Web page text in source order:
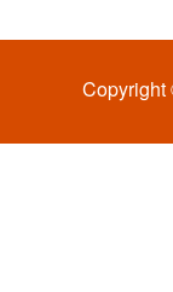
Copyright